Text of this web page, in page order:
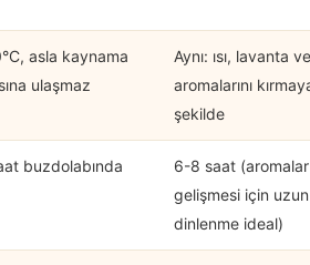
asla kaynama
ulaşmaz
Aynı: ısı, lavanta
aromalarını
şekilde
buzdolabında
6-8 saat (aromalar
gelişmesi için uzun
dinlenme ideal)